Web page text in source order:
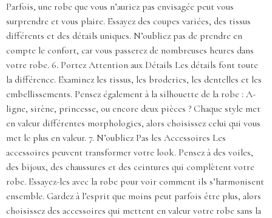
Parfois, une robe que vous n’auriez pas envisagée peut vous
surprendre et vous plaire. Essayez des coupes variées, des tissus
différents et des détails uniques. N’oubliez pas de prendre en
compte le confort, car vous passerez de nombreuses heures dans
votre robe. 6. Portez Attention aux Détails Les détails font toute
la différence. Examinez les tissus, les broderies, les dentelles et les
embellissements. Pensez également à la silhouette de la robe : A-
ligne, sirène, princesse, ou encore deux pièces ? Chaque style met
en valeur différentes morphologies, alors choisissez celui qui vous
met le plus en valeur. 7. N’oubliez Pas les Accessoires Les
accessoires peuvent transformer votre look. Pensez à des voiles,
des bijoux, des chaussures et des ceintures qui complètent votre
robe. Essayez-les avec la robe pour voir comment ils s’harmonisent
ensemble. Gardez à l’esprit que moins peut parfois être plus, alors
choisissez des accessoires qui mettent en valeur votre robe sans la